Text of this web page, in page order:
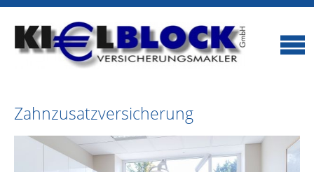
Zahnzusatzversicherung